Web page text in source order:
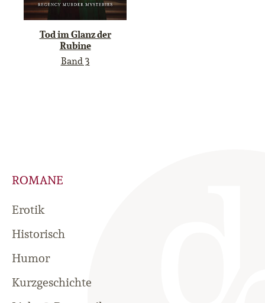
Tod im Glanz der
Rubine
Band 3
ROMANE
Erotik
Historisch
Humor
Kurzgeschichte